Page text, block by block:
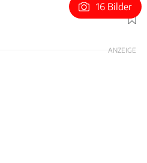
Foto: ACHIM HARTMANN
16 Bilder
ANZEIGE